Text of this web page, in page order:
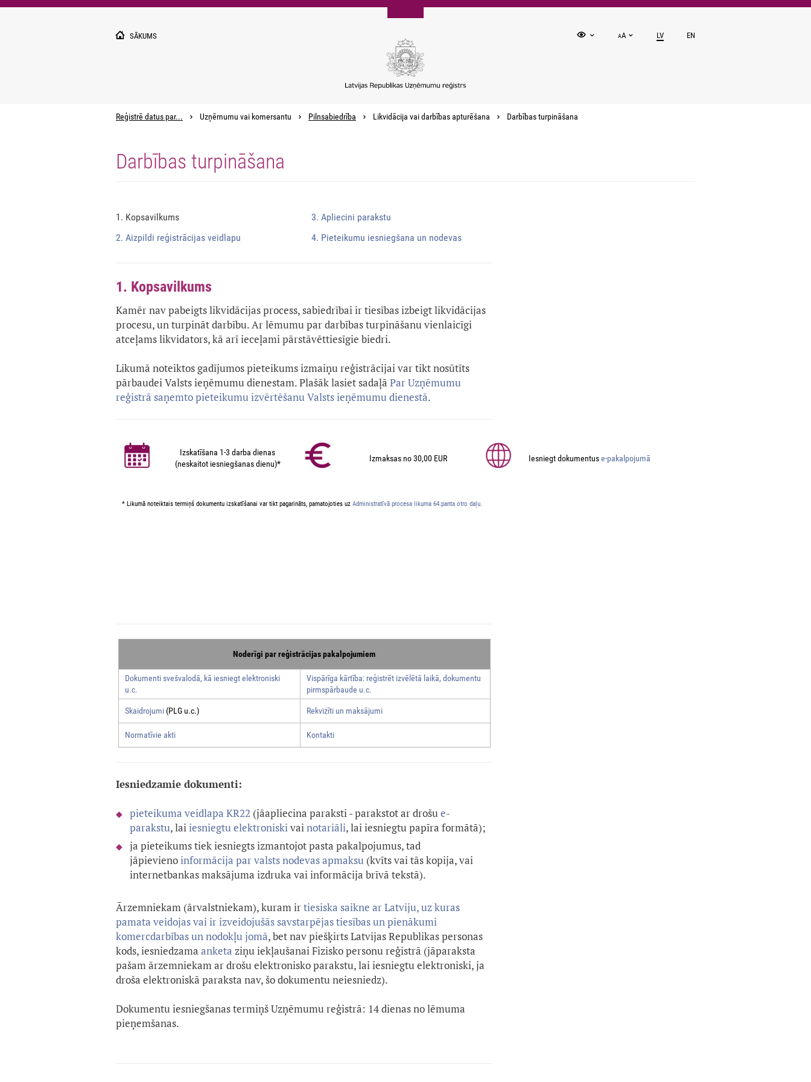
Pārlekt
SĀKUMS AA LV EN
Reģistrē datus par... Uzņēmumu vai komersantu Pilnsabiedrība Likvidācija vai darbības apturēšana Darbības turpināšana
Darbības turpināšana
1. Kopsavilkums
2. Aizpildi reģistrācijas veidlapu
3. Apliecini parakstu
4. Pieteikumu iesniegšana un nodevas
1. Kopsavilkums
Kamēr nav pabeigts likvidācijas process, sabiedrībai ir tiesības izbeigt likvidācijas
procesu, un turpināt darbību. Ar lēmumu par darbības turpināšanu vienlaicīgi
atceļams likvidators, kā arī ieceļami pārstāvēttiesīgie biedri.
Likumā noteiktos gadījumos pieteikums izmaiņu reģistrācijai var tikt nosūtīts
pārbaudei Valsts ieņēmumu dienestam. Plašāk lasiet sadaļā Par Uzņēmumu
reģistrā saņemto pieteikumu izvērtēšanu Valsts ieņēmumu dienestā.
Izskatīšana 1-3 darba dienas
(neskaitot iesniegšanas dienu)*
Izmaksas no 30,00 EUR Iesniegt dokumentuse-pakalpojumā
* Likumā noteiktais termiņš dokumentu izskatīšanai var tikt pagarināts, pamatojoties uz Administratīvā procesa likuma 64.panta otro daļu.
Noderīgi par reģistrācijas pakalpojumiem
Dokumenti svešvalodā, kā iesniegt elektroniski
u.c.
Vispārīga kārtība: reģistrēt izvēlētā laikā, dokumentu
pirmspārbaude u.c.
Skaidrojumi(PLG u.c.) Rekvizīti un maksājumi
Normatīvie akti Kontakti
Iesniedzamie dokumenti:
pieteikuma veidlapa KR22 (jāapliecina paraksti - parakstot ar drošue-
parakstu, laiiesniegtu elektroniskivainotariāli, lai iesniegtu papīra formātā);
ja pieteikums tiek iesniegts izmantojot pasta pakalpojumus, tad
jāpievienoinformācija par valsts nodevas apmaksu (kvīts vai tās kopija, vai
internetbankas maksājuma izdruka vai informācija brīvā tekstā).
Ārzemniekam (ārvalstniekam), kuram irtiesiska saikne ar Latviju, uz kuras
pamata veidojas vai ir izveidojušās savstarpējas tiesības un pienākumi
komercdarbības un nodokļu jomā, bet nav piešķirts Latvijas Republikas personas
kods, iesniedzama anketa ziņu iekļaušanai Fizisko personu reģistrā (jāparaksta
pašam ārzemniekam ar drošu elektronisko parakstu, lai iesniegtu elektroniski, ja
droša elektroniskā paraksta nav, šo dokumentu neiesniedz).
Dokumentu iesniegšanas termiņš Uzņēmumu reģistrā: 14 dienas no lēmuma
pieņemšanas.